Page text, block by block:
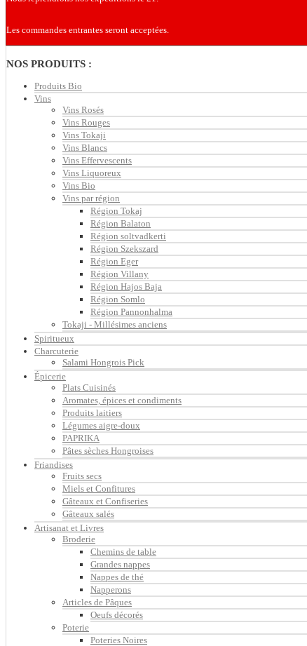
Les commandes entrantes seront acceptées.
NOS PRODUITS :
Produits Bio
Vins
Vins Rosés
Vins Rouges
Vins Tokaji
Vins Blancs
Vins Effervescents
Vins Liquoreux
Vins Bio
Vins par région
Région Tokaj
Région Balaton
Région soltvadkerti
Région Szekszard
Région Eger
Région Villany
Région Hajos Baja
Région Somlo
Région Pannonhalma
Tokaji - Millésimes anciens
Spiritueux
Charcuterie
Salami Hongrois Pick
Épicerie
Plats Cuisinés
Aromates, épices et condiments
Produits laitiers
Légumes aigre-doux
PAPRIKA
Pâtes sèches Hongroises
Friandises
Fruits secs
Miels et Confitures
Gâteaux et Confiseries
Gâteaux salés
Artisanat et Livres
Broderie
Chemins de table
Grandes nappes
Nappes de thé
Napperons
Articles de Pâques
Oeufs décorés
Poterie
Poteries Noires